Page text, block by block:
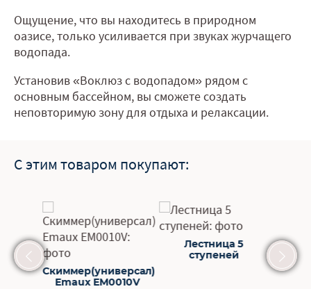
Ощущение, что вы находитесь в природном
оазисе, только усиливается при звуках журчащего
водопада.
Установив «Воклюз с водопадом» рядом с
основным бассейном, вы сможете создать
неповторимую зону для отдыха и релаксации.
С этим товаром покупают:
Скиммер(универсал)
Emaux EM0010V
Лестница 5
ступеней
KsTw